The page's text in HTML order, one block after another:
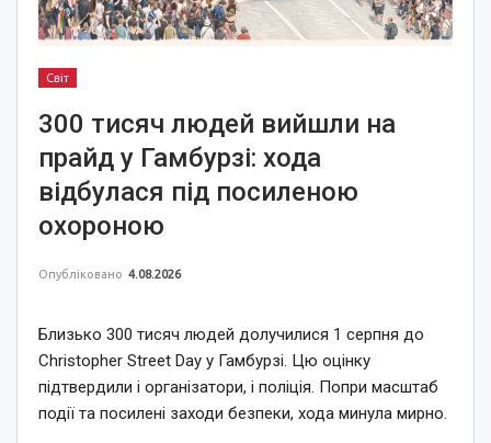
Світ
300 тисяч людей вийшли на
прайд у Гамбурзі: хода
відбулася під посиленою
охороною
Опубліковано 4.08.2026
Близько 300 тисяч людей долучилися 1 серпня до
Christopher Street Day у Гамбурзі. Цю оцінку
підтвердили і організатори, і поліція. Попри масштаб
події та посилені заходи безпеки, хода минула мирно.